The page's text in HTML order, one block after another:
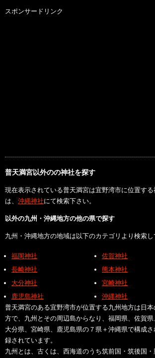
スポンサードリンク
普天満宮以外のの神社を探す
現在表示されている普天満宮は宜野湾市に位置す
は、 沖縄神社にて検索下さい。
以外の九州・沖縄地方の他の県で探す
九州・沖縄地方の地域は以下のカテゴリより検索し
福岡神社
佐賀神社
長崎神社
熊本神社
大分神社
宮崎神社
鹿児島神社
沖縄神社
普天満宮のある宜野湾市が位置する九州地方は日
方で、九州とその周辺島からなり、福岡県、佐賀県
大分県、宮崎県、鹿児島県の７県＋沖縄県で構成
録されています。
九州とは、古くは、西海道のうち筑前国・筑後国